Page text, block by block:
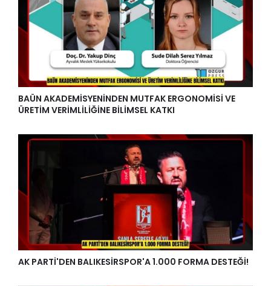
BAÜN AKADEMİSYENİNDEN MUTFAK ERGONOMİSİ VE
ÜRETİM VERİMLİLİĞİNE BİLİMSEL KATKI
AK PARTİ'DEN BALIKESİRSPOR'A 1.000 FORMA DESTEĞİ!